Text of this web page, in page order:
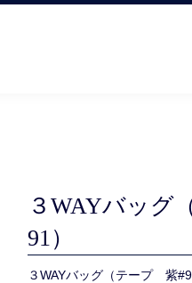
３WAYバッ
91）
３WAYバッグ（テープ 紫